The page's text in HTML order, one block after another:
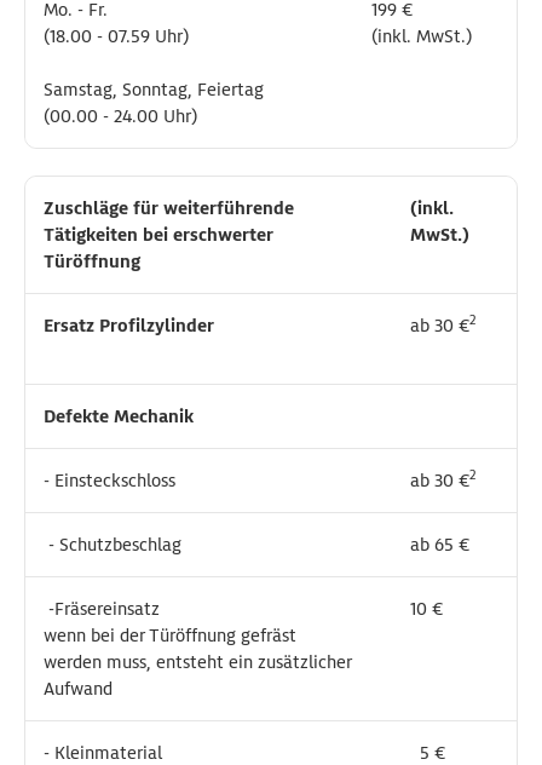
Mo. - Fr.
(18.00 - 07.59 Uhr)
Samstag, Sonntag, Feiertag
(00.00 - 24.00 Uhr)
199 €
(inkl. MwSt.)
Mo. - Fr.
(18.00 - 07.59 Uhr)
Samstag, Sonntag, Feiertag
(00.00 - 24.00 Uhr)
199 €
(inkl. MwSt.)
Zuschläge für weiterführende
Tätigkeiten bei erschwerter
Türöffnung
(inkl.
MwSt.)
Ersatz Profilzylinder ab 30 €2
Defekte Mechanik
- Einsteckschloss ab 30 €2
- Schutzbeschlag ab 65 €
-Fräsereinsatz
wenn bei der Türöffnung gefräst
werden muss, entsteht ein zusätzlicher
Aufwand
10 €
- Kleinmaterial
5 €
Zuschläge für weiterführende
Tätigkeiten bei erschwerter
Türöffnung
(inkl.
MwSt.)
Ersatz Profilzylinder ab 30 €2
Defekte Mechanik
- Einsteckschloss ab 30 €2
- Schutzbeschlag ab 65 €
-Fräsereinsatz
wenn bei der Türöffnung gefräst
werden muss, entsteht ein zusätzlicher
Aufwand
10 €
- Kleinmaterial
5 €